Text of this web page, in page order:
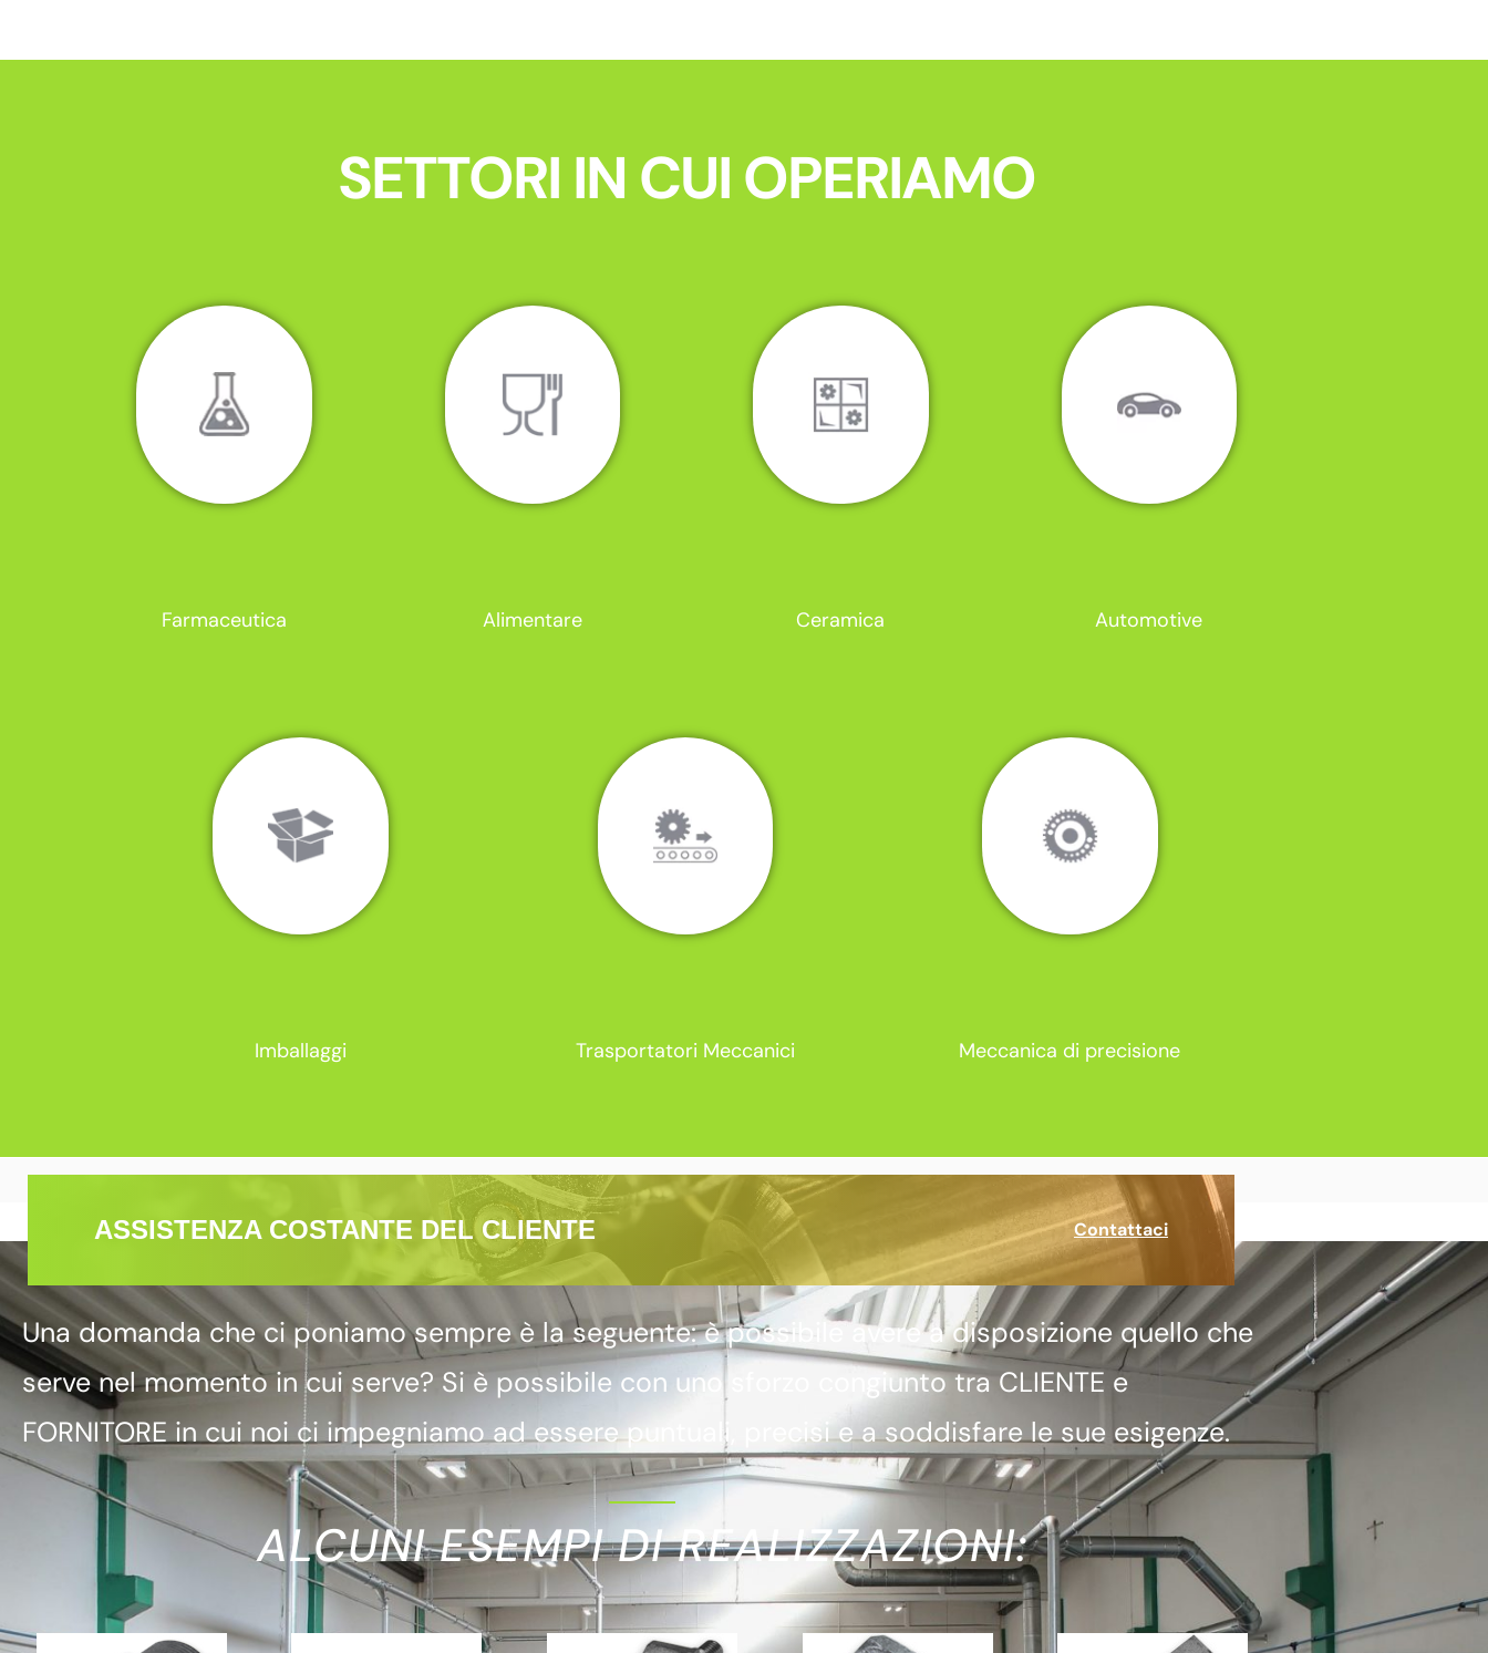
SETTORI IN CUI OPERIAMO
Farmaceutica Alimentare Ceramica Automotive
Imballaggi Trasportatori Meccanici Meccanica di precisione
ASSISTENZA COSTANTE DEL CLIENTE Contattaci
Una domanda che ci poniamo sempre è la seguente: è possibile avere a disposizione quello che
serve nel momento in cui serve? Si è possibile con uno sforzo congiunto tra CLIENTE e
FORNITORE in cui noi ci impegniamo ad essere puntuali, precisi e a soddisfare le sue esigenze.
ALCUNI ESEMPI DI REALIZZAZIONI: